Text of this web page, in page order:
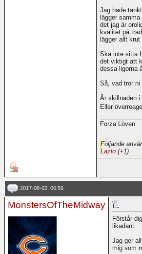
Jag hade
lägger
det jag är
kvalitet på
lägger allt krut
Ska inte sitta
det viktigt att
dessa ligorna
Så, vad tror ni
Är skillnaden i
Eller
Forza Löven
Följande
Lazlo (+1)
2017-08-02, 06:56
MonstersOfTheMidway
Förstår
likadant.
Jag ger
mig som